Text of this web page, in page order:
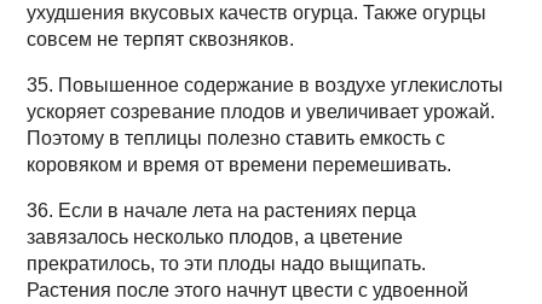
ухудшения вкусовых качеств огурца. Также огурцы
совсем не терпят сквозняков.
35. Повышенное содержание в воздухе углекислоты
ускоряет созревание плодов и увеличивает урожай.
Поэтому в теплицы полезно ставить емкость с
коровяком и время от времени перемешивать.
36. Если в начале лета на растениях перца
завязалось несколько плодов, а цветение
прекратилось, то эти плоды надо выщипать.
Растения после этого начнут цвести с удвоенной